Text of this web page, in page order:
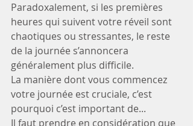
Paradoxalement, si les premières
heures qui suivent votre réveil sont
chaotiques ou stressantes, le reste
de la journée s’annoncera
généralement plus difficile.
La manière dont vous commencez
votre journée est cruciale, c’est
pourquoi c’est important de...
Il faut prendre en considération que